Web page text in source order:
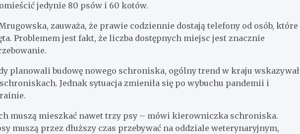
jedynie 80 psów i 60 kotów.
zauważa, że prawie codziennie dostają telefony od osób, które
Problemem jest fakt, że liczba dostępnych miejsc jest znacznie
planowali budowę nowego schroniska, ogólny trend w kraju wskazywał
Jednak sytuacja zmieniła się po wybuchu pandemii i
muszą mieszkać nawet trzy psy – mówi kierowniczka schroniska.
muszą przez dłuższy czas przebywać na oddziale weterynaryjnym,